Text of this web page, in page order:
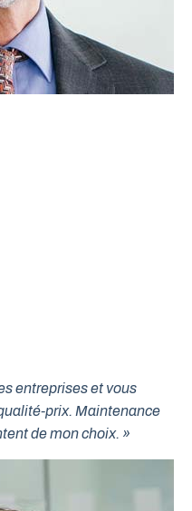
entreprises et vous
prix. Maintenance
de mon choix. »